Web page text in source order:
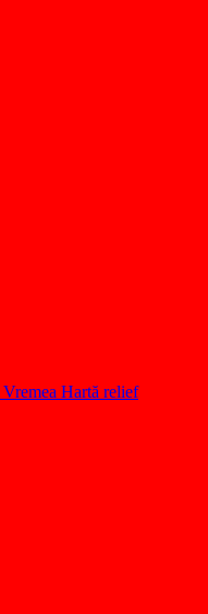
Vremea Hartă relief